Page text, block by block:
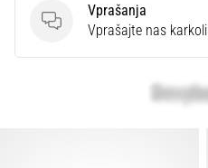
Vprašanja
Vprašanja
Vprašajte nas karkoli